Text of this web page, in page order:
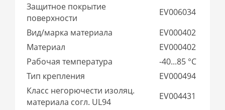
Защитное покрытие
поверхности
EV006034
Вид/марка материала
EV000402
Материал
EV000402
Рабочая температура
-40...85 °C
Тип крепления
EV000494
Класс негорючести изоляц.
материала согл. UL94
EV004431